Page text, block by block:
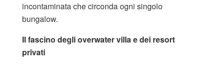
incontaminata che circonda ogni singolo
bungalow.
Il fascino degli overwater villa e dei resort
privati